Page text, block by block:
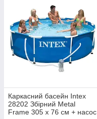
Каркасний басейн Intex
28202 Збірний Metal
Frame 305 x 76 см + насос